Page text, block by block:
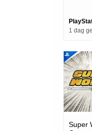
1 dag
Super